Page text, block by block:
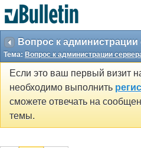
Вопрос к администрации
Тема: Вопрос к администрации
Если это ваш первый визит
необходимо выполнить
сможете отвечать на
темы.